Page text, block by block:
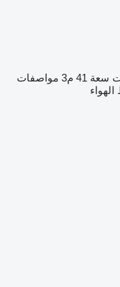
سعة 41 م3
مواصفات